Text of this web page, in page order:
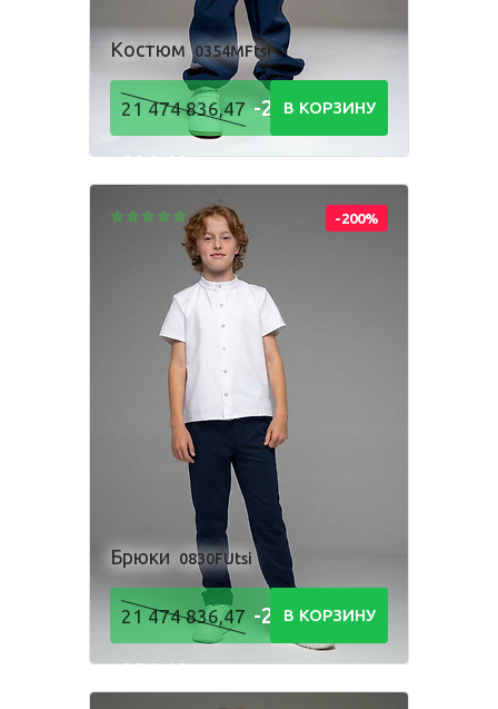
Костюм 0354MFtsi
21 474 836,47-21 474
836,48Р
В КОРЗИНУ
-200%
Брюки 0830FUtsi
21 474 836,47 -21 474
836,48Р
В КОРЗИНУ